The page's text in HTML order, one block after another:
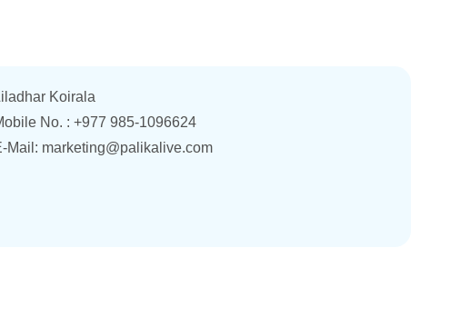
Koirala
No. : +977 985-1096624
Mail: marketing@palikalive.com